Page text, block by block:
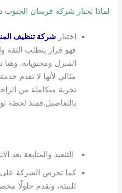
لماذا تختار شركة فرسان الجنوب
اختيارشركة تنظيف
فهو قرار يتطلب الثقة
المنزل ومحتوياته.
مثالي لأنها لا تقدم
تجربة متكاملة من
بالتفاصيل.فمنذ لحظة
التنفيذ والمتابعة بعد
كما تحرص الشركة
للبيئة، وتقدم